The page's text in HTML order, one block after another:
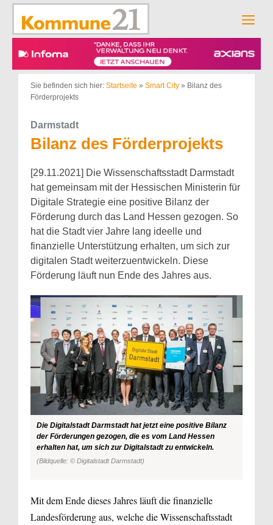
Zum
springen
Sie befinden sich hier: Startseite » Smart City » Bilanz des
Förderprojekts
Darmstadt
Bilanz des Förderprojekts
[29.11.2021] Die Wissenschaftsstadt Darmstadt
hat gemeinsam mit der Hessischen Ministerin für
Digitale Strategie eine positive Bilanz der
Förderung durch das Land Hessen gezogen. So
hat die Stadt vier Jahre lang ideelle und
finanzielle Unterstützung erhalten, um sich zur
digitalen Stadt weiterzuentwickeln. Diese
Förderung läuft nun Ende des Jahres aus.
Die Digitalstadt Darmstadt hat jetzt eine positive Bilanz
der Förderungen gezogen, die es vom Land Hessen
erhalten hat, um sich zur Digitalstadt zu entwickeln.
(Bildquelle: © Digitalstadt Darmstadt)
Mit dem Ende dieses Jahres läuft die finanzielle
Landesförderung aus, welche die Wissenschaftsstadt